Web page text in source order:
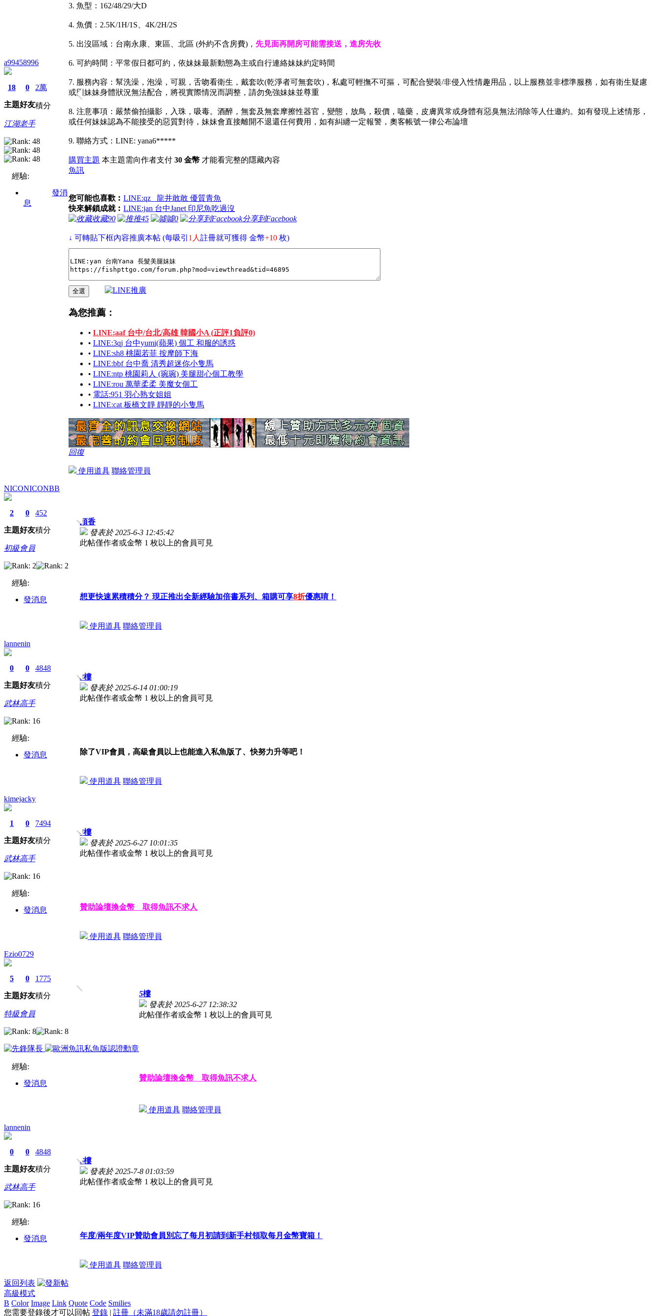
a99458996
18
主題
0
好友
2萬
積分
江湖老手
經驗:
發消
息
3. 魚型：162/48/29/大D
4. 魚價：2.5K/1H/1S、4K/2H/2S
5. 出沒區域：台南永康、東區、北區 (外約不含房費)， 先見面再開房可能需接送，進房先收
6. 可約時間：平常假日都可約，依妹妹最新動態為主或自行連絡妹妹約定時間
7. 服務內容：幫洗澡，泡澡，可親，舌吻看衛生，戴套吹(乾淨者可無套吹)，私處可輕撫不可摳，可配合變裝/非侵入性情趣用品，以上服務並非標準服務，如有衛生疑慮
或因妹妹身體狀況無法配合，將視實際情況而調整，請勿免強妹妹並尊重
8. 注意事項：嚴禁偷拍攝影，入珠，吸毒。酒醉，無套及無套摩擦性器官，變態，放鳥，殺價，嗑藥，皮膚異常或身體有惡臭無法消除等人仕邀約。如有發現上述情形，
或任何妹妹認為不能接受的惡質對待，妹妹會直接離開不退還任何費用，如有糾纏一定報警，奧客帳號一律公布論壇
9. 聯絡方式：LINE: yana6*****
購買主題 本主題需向作者支付 30 金幣 才能看完整的隱藏內容
魚訊
您可能也喜歡︰ LINE:qz_ 龍井敢敢 優質青魚
快來解鎖成就︰ LINE:jan 台中Janet 印尼魚吃過沒
收藏90 推45 噓0 分享到Facebook
↓ 可轉貼下框內容推廣本帖 (每吸引 1人 註冊就可獲得 金幣+10 枚)
為您推薦：
• LINE:aaf 台中/台北/高雄 韓國小A (正評1負評0)
• LINE:3qj 台中yumi(蘋果) 個工 和服的誘惑
• LINE:sh8 桃園若菲 按摩師下海
• LINE:bbf 台中喬 清秀超迷你小隻馬
• LINE:ntp 桃園莉人 (琬琬) 美腿甜心個工教學
• LINE:rou 萬華柔柔 美魔女個工
• 電話:951 羽心熟女姐姐
• LINE:cat 板橋文靜 靜靜的小隻馬
回復
使用道具 聯絡管理員
NICONICONBB
2
主題
0
好友
452
積分
初級會員
經驗:
發消息
頭香
發表於 2025-6-3 12:45:42
此帖僅作者或金幣 1 枚以上的會員可見
想更快速累積積分？ 現正推出全新經驗加倍書系列、箱購可享8折優惠唷！
使用道具 聯絡管理員
lannenin
0
主題
0
好友
4848
積分
武林高手
經驗:
發消息
3樓
發表於 2025-6-14 01:00:19
此帖僅作者或金幣 1 枚以上的會員可見
除了VIP會員，高級會員以上也能進入私魚版了、快努力升等吧！
使用道具 聯絡管理員
kimejacky
1
主題
0
好友
7494
積分
武林高手
經驗:
發消息
4樓
發表於 2025-6-27 10:01:35
此帖僅作者或金幣 1 枚以上的會員可見
贊助論壇換金幣 取得魚訊不求人
使用道具 聯絡管理員
Ezio0729
5
主題
0
好友
1775
積分
特級會員
經驗:
發消息
5樓
發表於 2025-6-27 12:38:32
此帖僅作者或金幣 1 枚以上的會員可見
贊助論壇換金幣 取得魚訊不求人
使用道具 聯絡管理員
lannenin
0
主題
0
好友
4848
積分
武林高手
經驗:
發消息
6樓
發表於 2025-7-8 01:03:59
此帖僅作者或金幣 1 枚以上的會員可見
年度/兩年度VIP贊助會員別忘了每月初請到新手村領取每月金幣寶箱！
使用道具 聯絡管理員
返回列表
高級模式
B Color Image Link Quote Code Smilies
您需要登錄後才可以回帖 登錄 | 註冊（未滿18歲請勿註冊）